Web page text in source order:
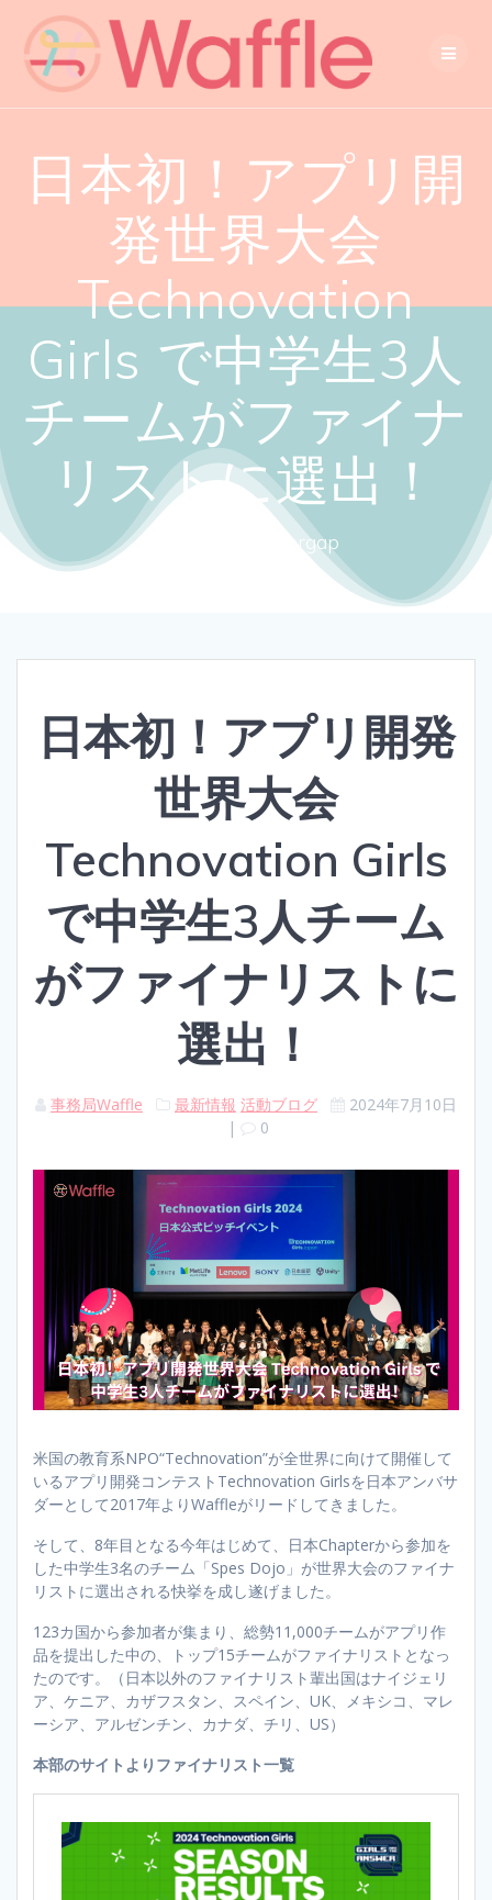
日本初！アプリ開
発世界大会
Technovation
Girls で中学生3人
チームがファイナ
リストに選出！
Close the gendergap
日本初！アプリ開発
世界大会
Technovation Girls
で中学生3人チーム
がファイナリストに
選出！
事務局Waffle 最新情報 活動ブログ
2024年7月10日
|
0
米国の教育系NPO“Technovation”が全世界に向けて開催して
いるアプリ開発コンテストTechnovation Girlsを日本アンバサ
ダーとして2017年よりWaffleがリードしてきました。
そして、8年目となる今年はじめて、日本Chapterから参加を
した中学生3名のチーム「Spes Dojo」が世界大会のファイナ
リストに選出される快挙を成し遂げました。
123カ国から参加者が集まり、総勢11,000チームがアプリ作
品を提出した中の、トップ15チームがファイナリストとなっ
たのです。（日本以外のファイナリスト輩出国はナイジェリ
ア、ケニア、カザフスタン、スペイン、UK、メキシコ、マレ
ーシア、アルゼンチン、カナダ、チリ、US）
本部のサイトよりファイナリスト一覧